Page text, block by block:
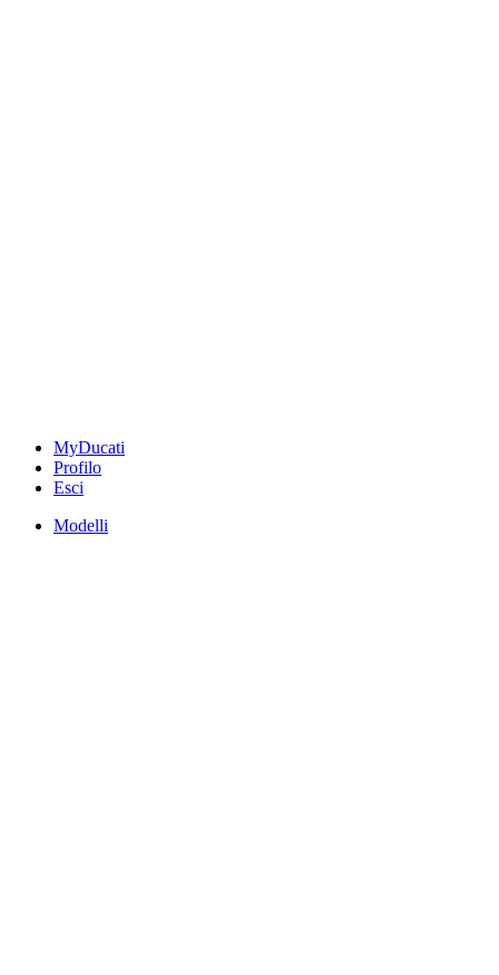
MyDucati
Profilo
Esci
Modelli